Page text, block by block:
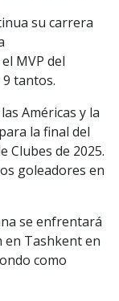
su carrera
MVP del
tantos.
Américas y la
la final del
Clubes de 2025.
goleadores en
se enfrentará
en Tashkent en
como